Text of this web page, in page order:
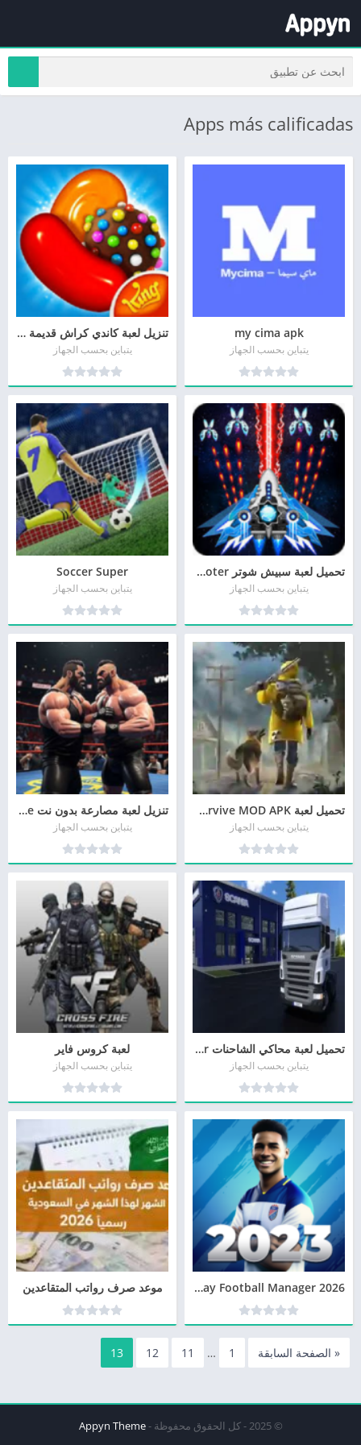
Apps más calificadas
my cima apk
يتباين بحسب الجهاز
تنزيل لعبة كاندي كراش قديمة Candy Crush مجانا
يتباين بحسب الجهاز
تحميل لعبة سبيش شوتر Space shooter أحدث تحديث مجاناً
يتباين بحسب الجهاز
Soccer Super
يتباين بحسب الجهاز
تحميل لعبة Let’s Survive MOD APK للأندرويد
يتباين بحسب الجهاز
تنزيل لعبة مصارعة بدون نت wwe للاندرويد مجانا
يتباين بحسب الجهاز
تحميل لعبة محاكي الشاحنات Truck Simulator مجانا
يتباين بحسب الجهاز
لعبة كروس فاير
يتباين بحسب الجهاز
Matchday Football Manager 2026 موعد صرف رواتب المتقاعدين
« الصفحة السابقة 1
…
11
12
13
© 2025 - كل الحقوق محفوظة -
Appyn Theme